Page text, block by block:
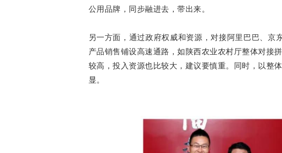
公用品牌，同步融进去，带出来。
另一方面，通过政府权威和资源，对接阿里巴巴、
产品销售铺设高速通路，如陕西农业农村厅整体对接
较高，投入资源也比较大，建议要慎重。同时，以整
显。